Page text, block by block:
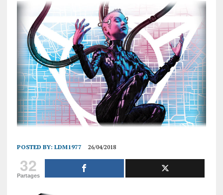
POSTED BY: LDM1977 26/04/2018
32
Partages